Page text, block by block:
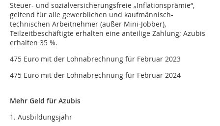
Steuer- und sozialversicherungsfreie „Inflationsprämie“,
geltend für alle gewerblichen und kaufmännisch-
technischen Arbeitnehmer (außer Mini-Jobber),
Teilzeitbeschäftigte erhalten eine anteilige Zahlung; Azubis
erhalten 35 %.
475 Euro mit der Lohnabrechnung für Februar 2023
475 Euro mit der Lohnabrechnung für Februar 2024
Mehr Geld für Azubis
1. Ausbildungsjahr